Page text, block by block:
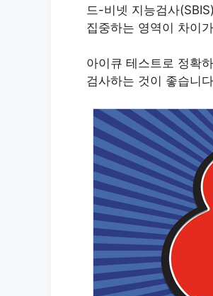
드-비넷 지능검사
집중하는 영역이 차이
아이큐 테스트로 정확
검사하는 것이 좋습니